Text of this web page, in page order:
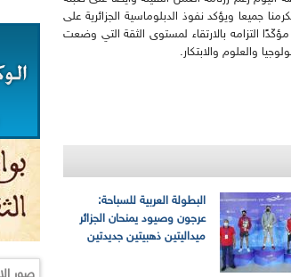
جميعا ويؤكد نفوذ الدبلوماسية الجزائرية على
التزامه بالارتقاء لمستوى الثقة التي وضعت
والعلوم والابتكار.
البطولة العربية للسباحة:
عرجون وصيود يمنحان الجزائر
ميداليتين ذهبيتين جديدتين